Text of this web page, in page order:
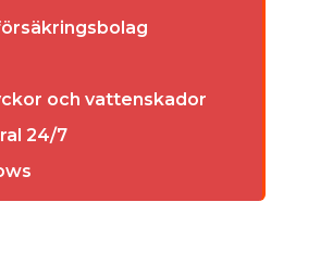
och vattenskador
24/7